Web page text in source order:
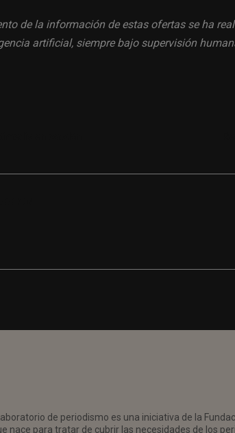
de la información de estas ofertas se ha
artificial, siempre bajo supervisión
de periodismo es una iniciativa de la
nace para tratar de cubrir las necesidades de los